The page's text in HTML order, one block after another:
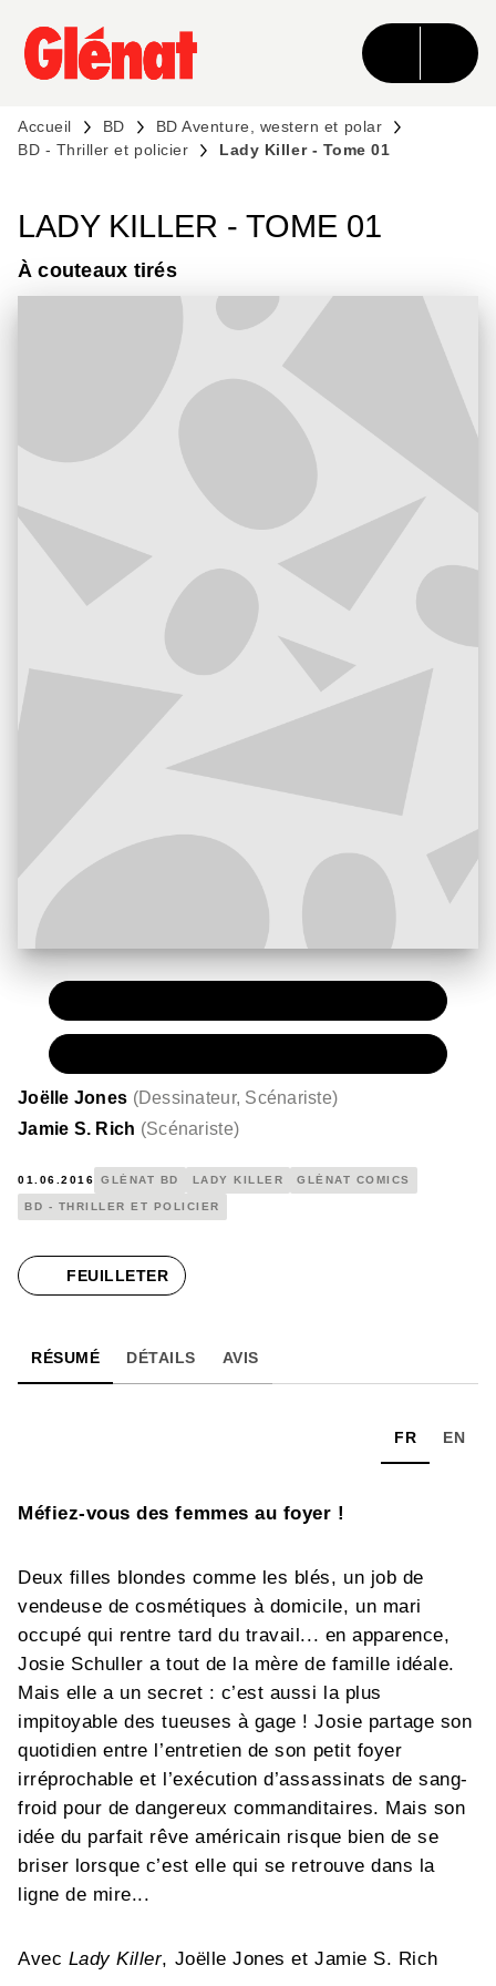
MENU RECHERCHE CONTENU
PIED DE PAGE
Accueil BD
BD Aventure, western et polar
BD - Thriller et policier
Lady Killer - Tome 01
LADY KILLER - TOME 01
À couteaux tirés
Joëlle Jones (Dessinateur, Scénariste)
Jamie S. Rich (Scénariste)
01.06.2016 GLÉNAT BD LADY KILLER GLÉNAT COMICS
BD - THRILLER ET POLICIER
FEUILLETER
RÉSUMÉ DÉTAILS AVIS
FR EN
Méfiez-vous des femmes au foyer !
Deux filles blondes comme les blés, un job de
vendeuse de cosmétiques à domicile, un mari
occupé qui rentre tard du travail... en apparence,
Josie Schuller a tout de la mère de famille idéale.
Mais elle a un secret : c’est aussi la plus
impitoyable des tueuses à gage ! Josie partage son
quotidien entre l’entretien de son petit foyer
irréprochable et l’exécution d’assassinats de sang-
froid pour de dangereux commanditaires. Mais son
idée du parfait rêve américain risque bien de se
briser lorsque c’est elle qui se retrouve dans la
ligne de mire...
Avec Lady Killer, Joëlle Jones et Jamie S. Rich